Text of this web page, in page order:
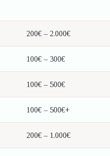
200€ – 2.000€
100€ – 300€
100€ – 500€
100€ – 500€+
200€ – 1.000€